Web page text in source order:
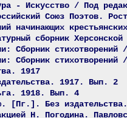
- Искусство / Под
Союз Поэтов.
начинающих
сборник
Сборник
Сборник
1917
1917. Вып. 2
1918. Вып. 4
[Пг.]. Без
Н. Погодина.